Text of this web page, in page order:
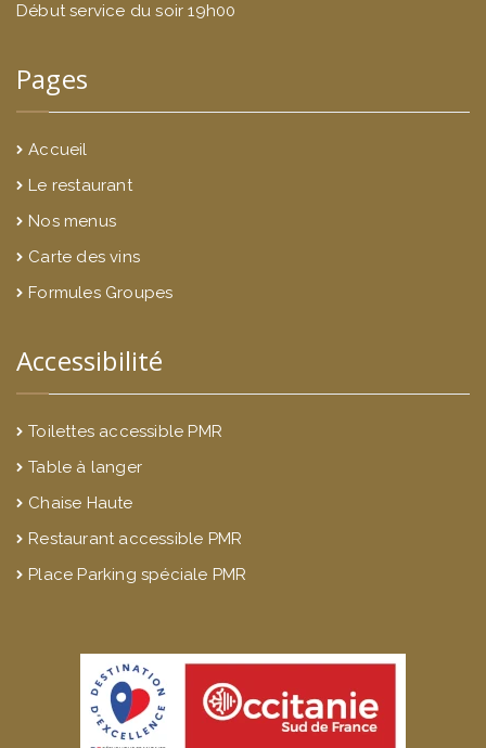
Début service du soir 19h00
Pages
Accueil
Le restaurant
Nos menus
Carte des vins
Formules Groupes
Accessibilité
Toilettes accessible PMR
Table à langer
Chaise Haute
Restaurant accessible PMR
Place Parking spéciale PMR